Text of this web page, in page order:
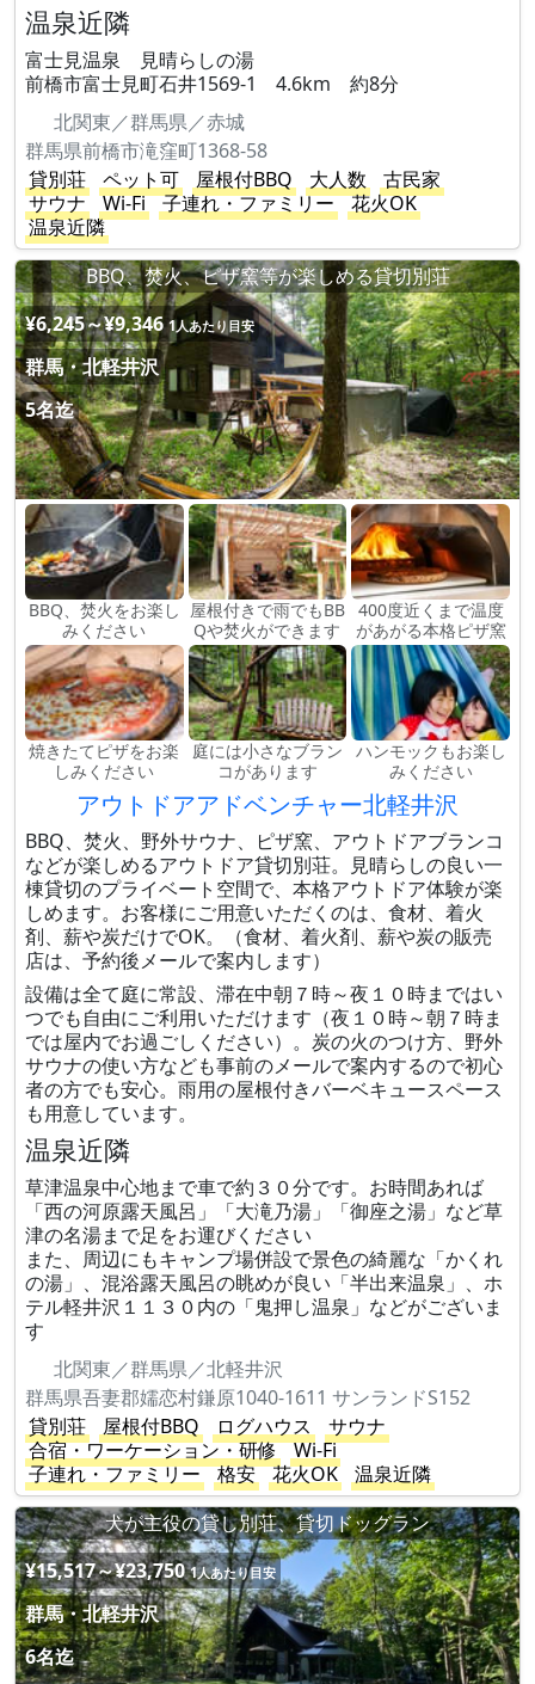
温泉近隣
富士見温泉 見晴らしの湯
前橋市富士見町石井1569-1 4.6km 約8分
北関東／群馬県／赤城
群馬県前橋市滝窪町1368-58
貸別荘
ペット可 屋根付BBQ 大人数
古民家
サウナ
Wi-Fi 子連れ・ファミリー
花火OK
温泉近隣
BBQ、焚火、ピザ窯等が楽しめる貸切別荘
¥6,245～¥9,346 1人あたり目安
群馬・北軽井沢
5名迄
BBQ、焚火をお楽し
みください
屋根付きで雨でもBB
Qや焚火ができます
400度近くまで温度
があがる本格ピザ窯
焼きたてピザをお楽
しみください
庭には小さなブラン
コがあります
ハンモックもお楽し
みください
アウトドアアドベンチャー北軽井沢
BBQ、焚火、野外サウナ、ピザ窯、アウトドアブランコ
などが楽しめるアウトドア貸切別荘。見晴らしの良い一
棟貸切のプライベート空間で、本格アウトドア体験が楽
しめます。お客様にご用意いただくのは、食材、着火
剤、薪や炭だけでOK。（食材、着火剤、薪や炭の販売
店は、予約後メールで案内します）
設備は全て庭に常設、滞在中朝７時～夜１０時まではい
つでも自由にご利用いただけます（夜１０時～朝７時ま
では屋内でお過ごしください）。炭の火のつけ方、野外
サウナの使い方なども事前のメールで案内するので初心
者の方でも安心。雨用の屋根付きバーベキュースペース
も用意しています。
温泉近隣
草津温泉中心地まで車で約３０分です。お時間あれば
「西の河原露天風呂」「大滝乃湯」「御座之湯」など草
津の名湯まで足をお運びください
また、周辺にもキャンプ場併設で景色の綺麗な「かくれ
の湯」、混浴露天風呂の眺めが良い「半出来温泉」、ホ
テル軽井沢１１３０内の「鬼押し温泉」などがございま
す
北関東／群馬県／北軽井沢
群馬県吾妻郡嬬恋村鎌原1040-1611 サンランドS152
貸別荘
屋根付BBQ ログハウス
サウナ
合宿・ワーケーション・研修
Wi-Fi
子連れ・ファミリー
格安 花火OK
温泉近隣
犬が主役の貸し別荘、貸切ドッグラン
¥15,517～¥23,750 1人あたり目安
群馬・北軽井沢
6名迄